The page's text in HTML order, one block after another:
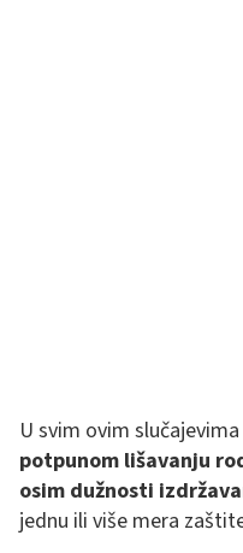
U svim ovim slučajevima
potpunom lišavanju
osim dužnosti
jednu ili više mera